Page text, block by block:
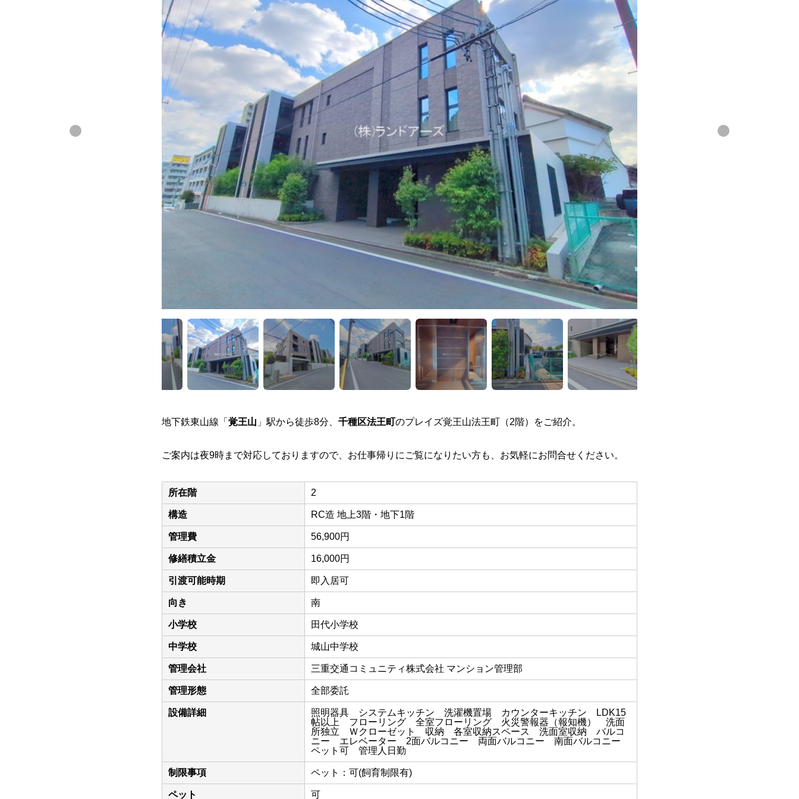
地下鉄東山線「 覚王山 」駅から徒歩8分、 千種区法王町のプレイズ覚王山法王町（2階）をご紹介。
ご案内は夜9時まで対応しておりますので、お仕事帰りにご覧になりたい方も、お気軽にお問合せください。
所在階 2
構造 RC造 地上3階・地下1階
管理費 56,900円
修繕積立金 16,000円
引渡可能時期 即入居可
向き 南
小学校 田代小学校
中学校 城山中学校
管理会社 三重交通コミュニティ株式会社 マンション管理部
管理形態 全部委託
設備詳細
照明器具 システムキッチン 洗濯機置場 カウンターキッチン LDK15
帖以上 フローリング 全室フローリング 火災警報器（報知機） 洗面
所独立 Ｗクローゼット 収納 各室収納スペース 洗面室収納 バルコ
ニー エレベーター 2面バルコニー 両面バルコニー 南面バルコニー
ペット可 管理人日勤
制限事項 ペット：可(飼育制限有)
ペット 可